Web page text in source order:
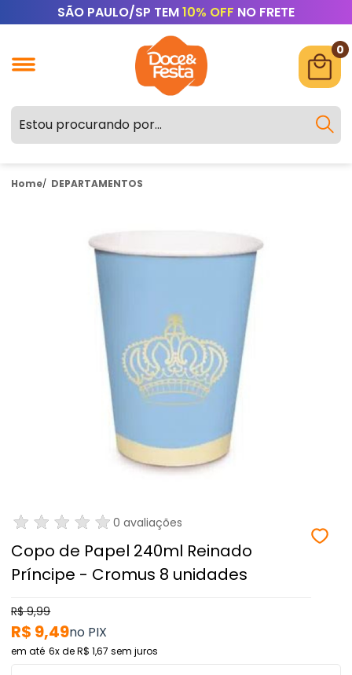
SÃO PAULO/SP TEM10% OFF NO FRETE
0
Home DEPARTAMENTOS
0 avaliações
Copo de Papel 240ml Reinado
Príncipe - Cromus 8 unidades
R$ 9,49
R$ 9,99
6xdeR$ 1,67 sem juros